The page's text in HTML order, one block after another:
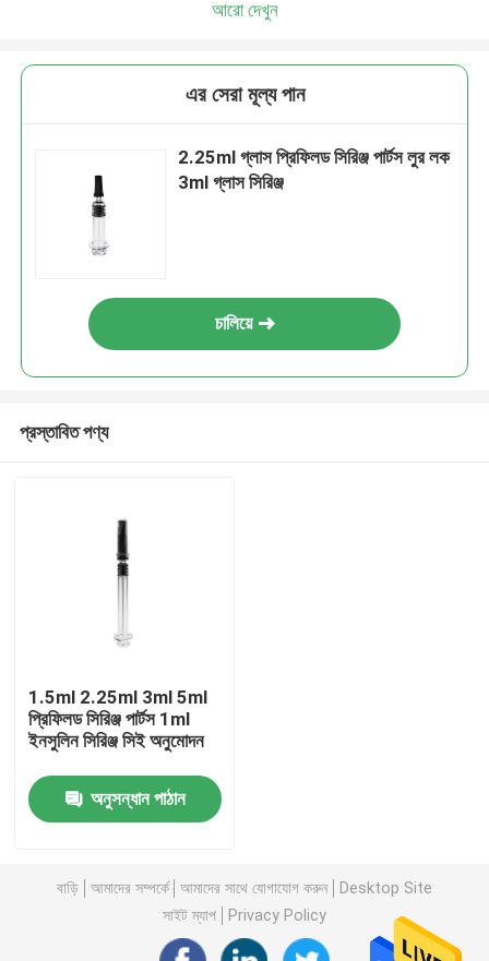
বাড়ি
পণ্য
আরো দেখুন
এর সেরা মূল্য পান
2.25ml গ্লাস প্রিফিলড সিরিঞ্জ পার্টস লুর লক
3ml গ্লাস সিরিঞ্জ
চালিয়ে
প্রস্তাবিত পণ্য
1.5ml 2.25ml 3ml 5ml
প্রিফিলড সিরিঞ্জ পার্টস 1ml
ইনসুলিন সিরিঞ্জ সিই অনুমোদন
অনুসন্ধান পাঠান
বাড়ি আমাদের সম্পর্কে আমাদের সাথে যোগাযোগ করুন
Desktop Site
সাইট ম্যাপ
Privacy Policy